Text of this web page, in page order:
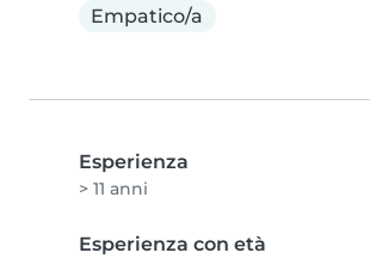
Empatico/a
Esperienza
> 11 anni
Esperienza con età